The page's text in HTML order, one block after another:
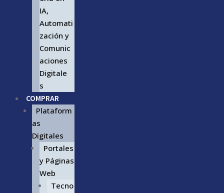
IA,
Automati
zación y
Comunic
aciones
Digitale
s
COMPRAR
Plataform
as
Digitales
Portales
y Páginas
Web
Tecno